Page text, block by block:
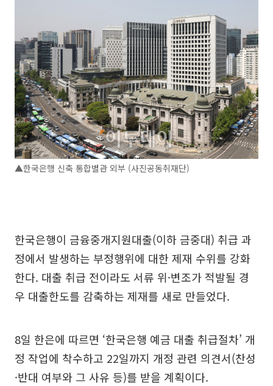
▲한국은행 신축 통합별관 외부 (사진공동취재단)
한국은행이 금융중개지원대출(이하 금중대) 취급 과
정에서 발생하는 부정행위에 대한 제재 수위를 강화
한다. 대출 취급 전이라도 서류 위·변조가 적발될 경
우 대출한도를 감축하는 제재를 새로 만들었다.
8일 한은에 따르면 ‘한국은행 예금 대출 취급절차’ 개
정 작업에 착수하고 22일까지 개정 관련 의견서(찬성
·반대 여부와 그 사유 등)를 받을 계획이다.